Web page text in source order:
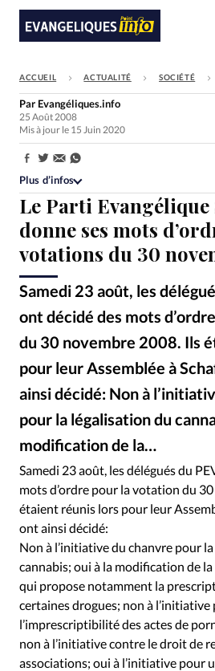
FAIRE UN DON
Faire un don
Société
Monde
Bible
Toute l'actualité
Devise:
RUBRIQUES
Eglises
Histoire Laicité
Mission
Monde People
Société
ACCUEIL ACTUALITÉ SOCIÉTÉ
Le Parti Evangélique
donne ses mots
votations du 30
Samedi 23 août, les
ont décidé des mots
du 30 novembre 2008. Ils
pour leur Assemblée à
ainsi décidé: Non à
pour la légalisation du
modification de la…
Par Evangéliques.info
25 Août 2008
Mis à jour le 15 Juin 2020
Partager:
Plus d’infos
Samedi 23 août, les délégués du
mots d’ordre pour la votation du
étaient réunis lors pour leur
ont ainsi décidé:
Non à l’initiative du chanvre pour
cannabis; oui à la modification de
qui propose notamment la
certaines drogues; non à l’initiative
l’imprescriptibilité des actes de
non à l’initiative contre le droit de
associations; oui à l’initiative pour